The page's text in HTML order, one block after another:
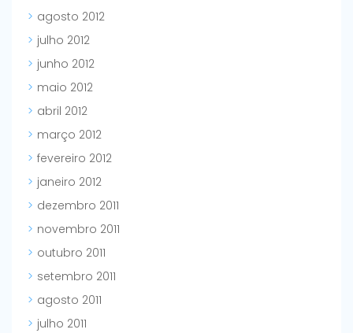
agosto 2012
julho 2012
junho 2012
maio 2012
abril 2012
março 2012
fevereiro 2012
janeiro 2012
dezembro 2011
novembro 2011
outubro 2011
setembro 2011
agosto 2011
julho 2011